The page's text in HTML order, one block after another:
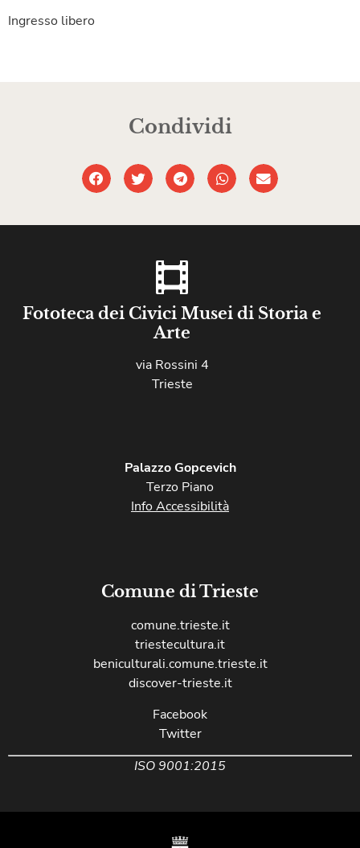
Ingresso libero
Condividi
Fototeca dei Civici Musei di Storia e
Arte
via Rossini 4
Trieste
Palazzo Gopcevich
Terzo Piano
Info Accessibilità
Comune di Trieste
comune.trieste.it
triestecultura.it
beniculturali.comune.trieste.it
discover-trieste.it
Facebook
Twitter
ISO 9001:2015